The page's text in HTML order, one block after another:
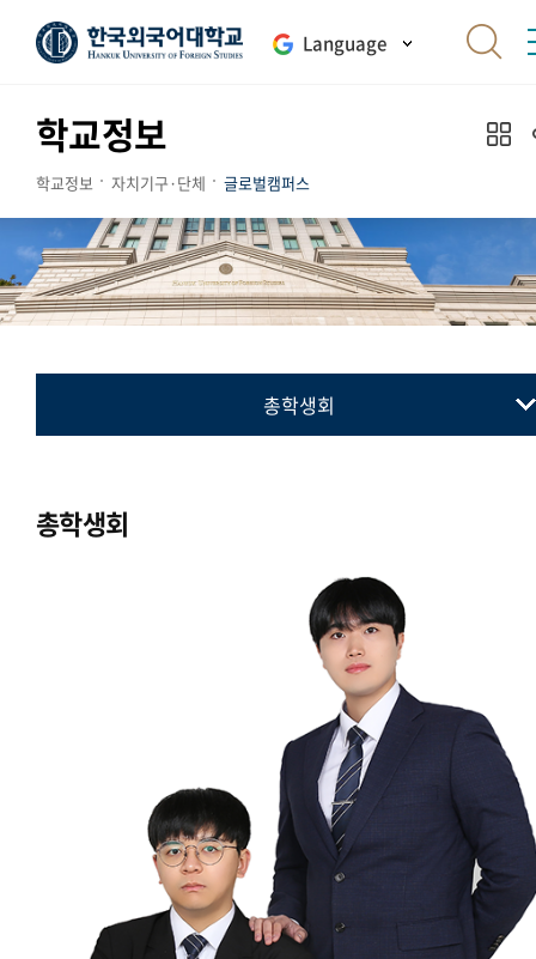
Language
학교정보
학교정보 자치기구·단체 글로벌캠퍼스
총학생회
국제학생회
세계민속문화축전준비위원회
총학생회